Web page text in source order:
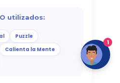
utilizados:
Puzzle
Calienta la Mente
1